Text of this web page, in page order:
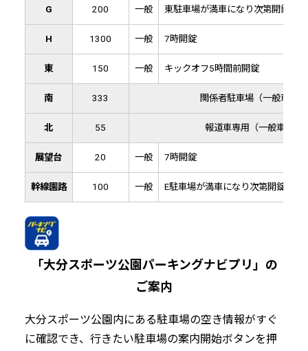
G 200 一般 東駐車場が満車になり次第開錠
H 1300 一般 7時開錠
東 150 一般 キックオフ5時間前開錠
南 333 関係者駐車場（一般車両
北 55 報道車専用（一般車両不
展望台 20 一般 7時開錠
幹線園路 100 一般 E駐車場が満車になり次第開錠 ※
「大分スポーツ公園パーキングナビプリ」の
ご案内
大分スポーツ公園内にある駐車場の空き情報がすぐ
に確認でき、行きたい駐車場の案内開始ボタンを押